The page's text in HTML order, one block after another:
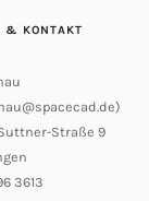
& KONTAKT
Straße 9
3613